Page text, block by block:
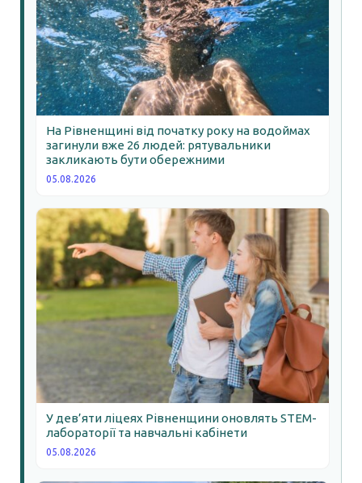
На Рівненщині від початку року на водоймах
загинули вже 26 людей: рятувальники
закликають бути обережними
05.08.2026
У дев’яти ліцеях Рівненщини оновлять STEM-
лабораторії та навчальні кабінети
05.08.2026